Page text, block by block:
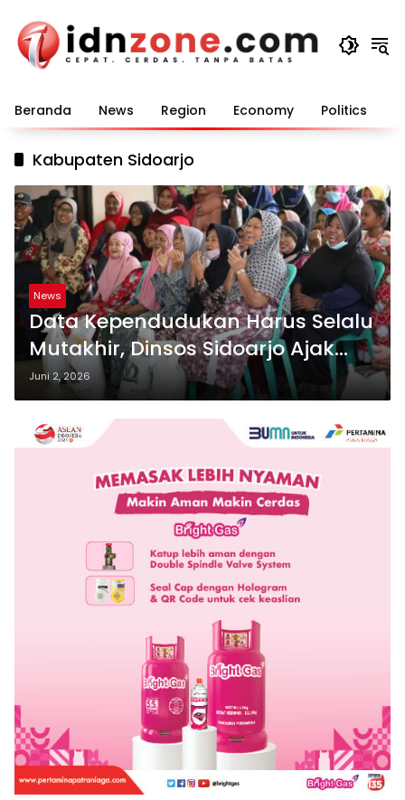
konten
Beranda News Region Economy Politics
Kabupaten Sidoarjo
News
Data Kependudukan Harus Selalu
Mutakhir, Dinsos Sidoarjo Ajak
Warga Berpartisipasi
Juni 2, 2026